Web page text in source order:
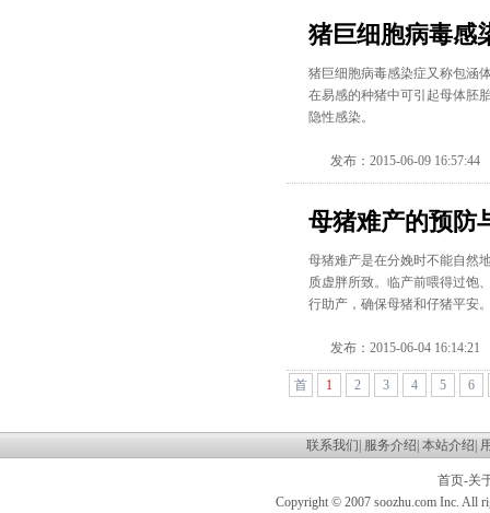
猪巨细胞病毒感
猪巨细胞病毒感染症又称包涵
在易感的种猪中可引起母体胚
隐性感染。
发布：2015-06-09 16:57:44
母猪难产的预防
母猪难产是在分娩时不能自然
质虚胖所致。临产前喂得过饱
行助产，确保母猪和仔猪平安
发布：2015-06-04 16:14:21
首
1 2 3 4 5 6
联系我们 服务介绍 |本站介绍
首页-关
Copyright © 2007 soozhu.com Inc. All